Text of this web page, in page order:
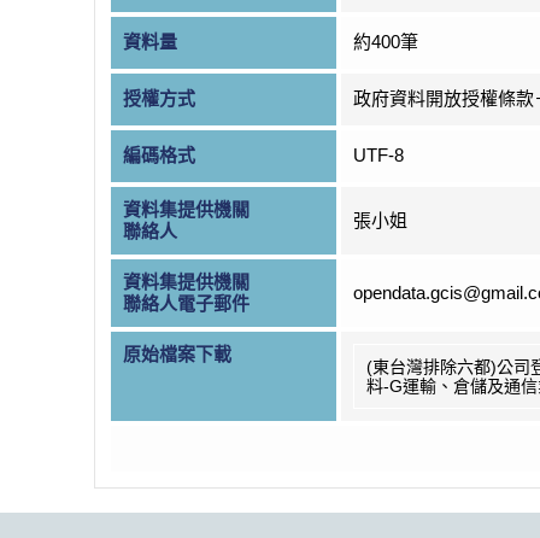
資料量 約400筆
授權方式 政府資料開放授權條款
編碼格式 UTF-8
資料集提供機關
聯絡人
張小姐
資料集提供機關
聯絡人電子郵件
原始檔案下載
(東台灣排除六都)公司
料-G運輸、倉儲及通